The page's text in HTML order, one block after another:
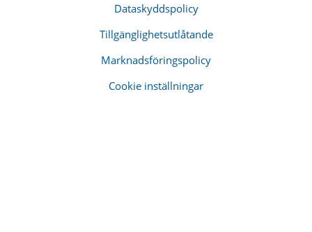
Dataskyddspolicy
Tillgänglighetsutlåtande
Marknadsföringspolicy
Cookie inställningar